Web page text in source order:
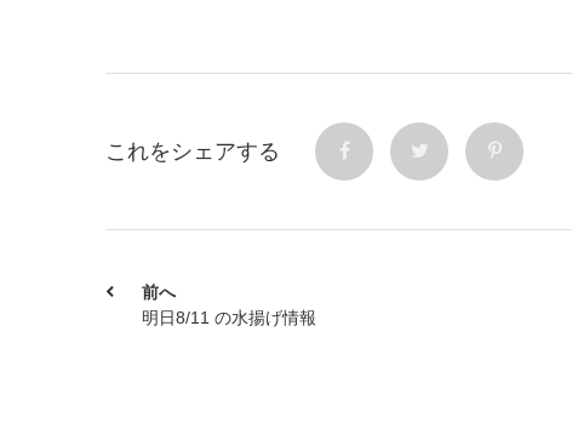
これをシェアする
前へ
明日8/11 の水揚げ情報